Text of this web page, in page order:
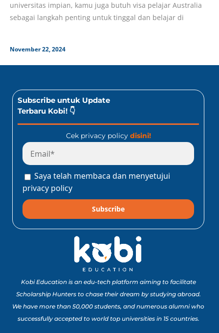
universitas impian, kamu juga butuh visa pelajar Australia
sebagai langkah penting untuk tinggal dan belajar di
November 22, 2024
Subscribe untuk Update
Terbaru Kobi! 👇
Cek privacy policy disini!
Saya telah membaca dan menyetujui
privacy policy
Subscribe
Kobi Education is an edu-tech platform aiming to facilitate
Scholarship Hunters to chase their dream by studying abroad.
We have more than 50,000 students, and numerous alumni who
successfully accepted to world top universities in 15 countries.